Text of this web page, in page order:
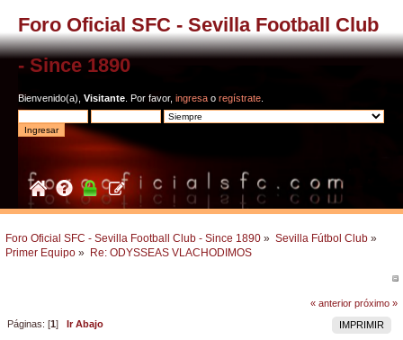
Foro Oficial SFC - Sevilla Football Club
- Since 1890
Bienvenido(a), Visitante . Por favor, ingresa o regístrate
Foro Oficial SFC - Sevilla Football Club - Since 1890 » Sevilla Fútbol Club »
Primer Equipo » Re: ODYSSEAS VLACHODIMOS
« anterior próximo »
IMPRIMIR
Páginas: [1]Ir Abajo